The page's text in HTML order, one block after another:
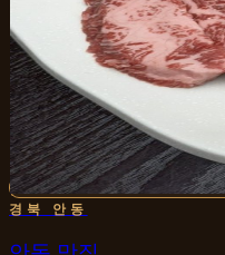
경북 안동